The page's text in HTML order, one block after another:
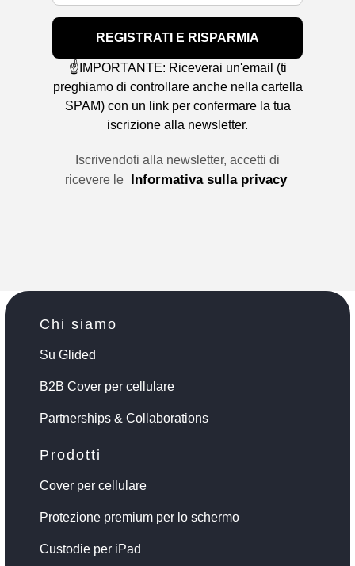
REGISTRATI E RISPARMIA
☝️IMPORTANTE: Riceverai un'email (ti
preghiamo di controllare anche nella cartella
SPAM) con un link per confermare la tua
iscrizione alla newsletter.
Iscrivendoti alla newsletter, accetti di
ricevere le Informativa sulla privacy
Chi siamo
Su Glided
B2B Cover per cellulare
Partnerships & Collaborations
Prodotti
Cover per cellulare
Protezione premium per lo schermo
Custodie per iPad